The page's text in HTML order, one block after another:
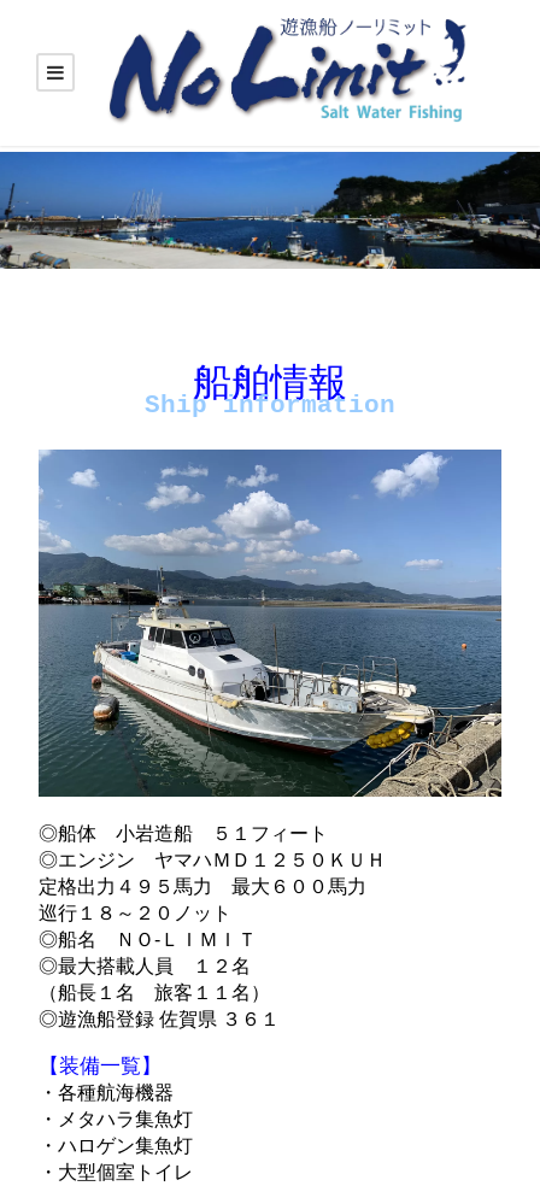
船舶情報
Ship information
◎船体 小岩造船 ５１フィート
◎エンジン ヤマハＭＤ１２５０ＫＵＨ
定格出力４９５馬力 最大６００馬力
巡行１８～２０ノット
◎船名 ＮＯ-ＬＩＭＩＴ
◎最大搭載人員 １２名
（船長１名 旅客１１名）
◎遊漁船登録 佐賀県 ３６１
【装備一覧】
・各種航海機器
・メタハラ集魚灯
・ハロゲン集魚灯
・大型個室トイレ